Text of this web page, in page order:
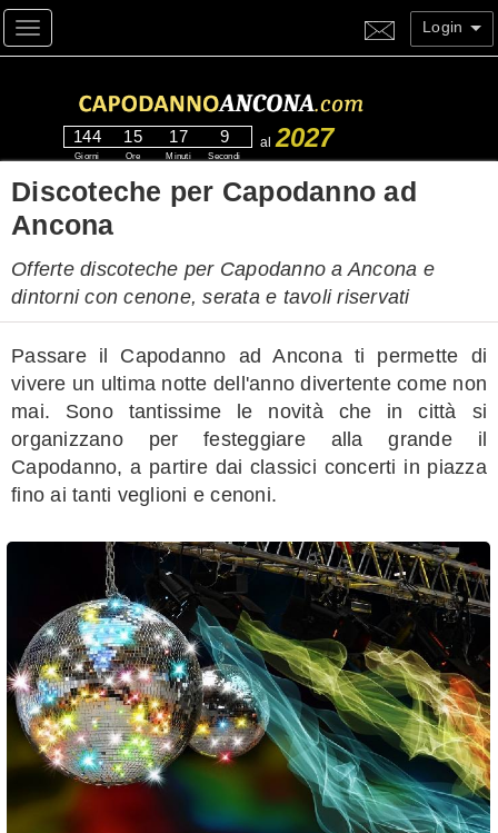
Toggle navigation Login
144
Giorni
15
Ore
17
Minuti
9
Secondi
al 2027
Discoteche per Capodanno ad
Ancona
Offerte discoteche per Capodanno a Ancona e
dintorni con cenone, serata e tavoli riservati
Passare il Capodanno ad Ancona ti permette di
vivere un ultima notte dell'anno divertente come non
mai. Sono tantissime le novità che in città si
organizzano per festeggiare alla grande il
Capodanno, a partire dai classici concerti in piazza
fino ai tanti veglioni e cenoni.